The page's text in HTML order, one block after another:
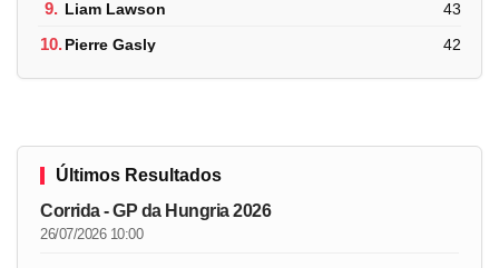
9. Liam Lawson 43
10.Pierre Gasly 42
Últimos Resultados
Corrida - GP da Hungria 2026
26/07/2026 10:00